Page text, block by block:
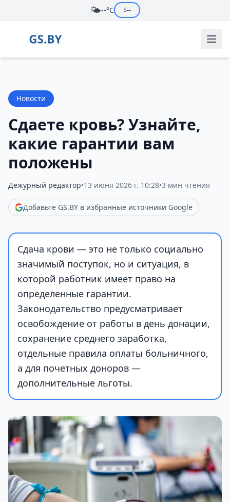
🌤️--°C $--
Новости
Сдаете кровь? Узнайте,
какие гарантии вам
положены
Дежурный редактор•13 июня 2026 г. 10:28•3 мин чтения
Добавьте GS.BY в избранные источники Google
Сдача крови — это не только социально
значимый поступок, но и ситуация, в
которой работник имеет право на
определенные гарантии.
Законодательство предусматривает
освобождение от работы в день донации,
сохранение среднего заработка,
отдельные правила оплаты больничного,
а для почетных доноров —
дополнительные льготы.